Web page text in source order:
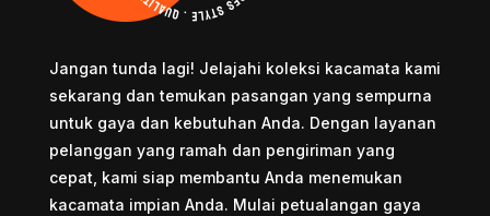
Jangan tunda lagi! Jelajahi koleksi kacamata kami
sekarang dan temukan pasangan yang sempurna
untuk gaya dan kebutuhan Anda. Dengan layanan
pelanggan yang ramah dan pengiriman yang
cepat, kami siap membantu Anda menemukan
kacamata impian Anda. Mulai petualangan gaya